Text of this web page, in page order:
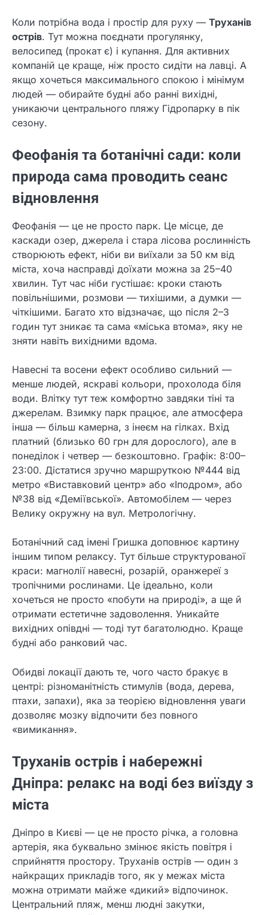
Коли потрібна вода і простір для руху — Труханів
острів. Тут можна поєднати прогулянку,
велосипед (прокат є) і купання. Для активних
компаній це краще, ніж просто сидіти на лавці. А
якщо хочеться максимального спокою і мінімум
людей — обирайте будні або ранні вихідні,
уникаючи центрального пляжу Гідропарку в пік
сезону.
Феофанія та ботанічні сади: коли
природа сама проводить сеанс
відновлення
Феофанія — це не просто парк. Це місце, де
каскади озер, джерела і стара лісова рослинність
створюють ефект, ніби ви виїхали за 50 км від
міста, хоча насправді доїхати можна за 25–40
хвилин. Тут час ніби густішає: кроки стають
повільнішими, розмови — тихішими, а думки —
чіткішими. Багато хто відзначає, що після 2–3
годин тут зникає та сама «міська втома», яку не
зняти навіть вихідними вдома.
Навесні та восени ефект особливо сильний —
менше людей, яскраві кольори, прохолода біля
води. Влітку тут теж комфортно завдяки тіні та
джерелам. Взимку парк працює, але атмосфера
інша — більш камерна, з інеєм на гілках. Вхід
платний (близько 60 грн для дорослого), але в
понеділок і четвер — безкоштовно. Графік: 8:00–
23:00. Дістатися зручно маршруткою №444 від
метро «Виставковий центр» або «Іподром», або
№38 від «Деміївської». Автомобілем — через
Велику окружну на вул. Метрологічну.
Ботанічний сад імені Гришка доповнює картину
іншим типом релаксу. Тут більше структурованої
краси: магнолії навесні, розарій, оранжереї з
тропічними рослинами. Це ідеально, коли
хочеться не просто «побути на природі», а ще й
отримати естетичне задоволення. Уникайте
вихідних опівдні — тоді тут багатолюдно. Краще
будні або ранковий час.
Обидві локації дають те, чого часто бракує в
центрі: різноманітність стимулів (вода, дерева,
птахи, запахи), яка за теорією відновлення уваги
дозволяє мозку відпочити без повного
«вимикання».
Труханів острів і набережні
Дніпра: релакс на воді без виїзду з
міста
Дніпро в Києві — це не просто річка, а головна
артерія, яка буквально змінює якість повітря і
сприйняття простору. Труханів острів — один з
найкращих прикладів того, як у межах міста
можна отримати майже «дикий» відпочинок.
Центральний пляж, менш людні закутки,